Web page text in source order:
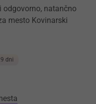
odgovorno, natančno
mesto Kovinarski
dni